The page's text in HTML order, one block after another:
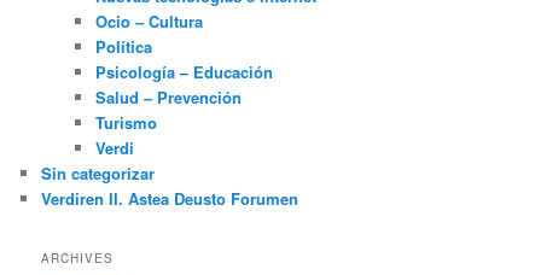
Ocio – Cultura
Política
Psicología – Educación
Salud – Prevención
Turismo
Verdi
Sin categorizar
Verdiren II. Astea Deusto Forumen
ARCHIVES